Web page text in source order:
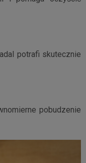
potrafi skutecznie
pobudzenie